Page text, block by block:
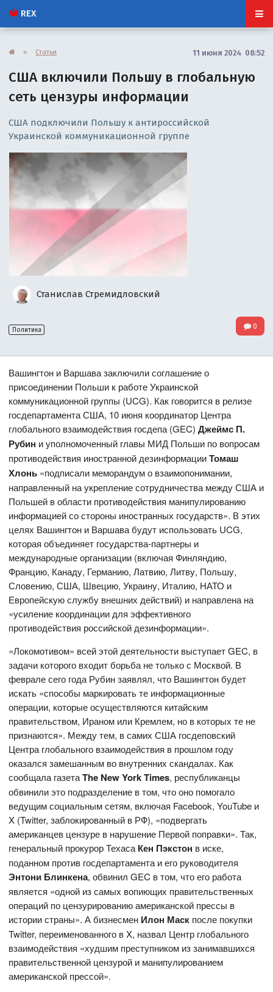
REX
» Статьи 11 июня 2024 08:52
США включили Польшу в глобальную
сеть цензуры информации
США подключили Польшу к антироссийской
Украинской коммуникационной группе
Станислав Стремидловский
Политика 0
Вашингтон и Варшава заключили соглашение о
присоединении Польши к работе Украинской
коммуникационной группы (UCG). Как говорится в релизе
госдепартамента США, 10 июня координатор Центра
глобального взаимодействия госдепа (GEC)Джеймс П.
Рубин и уполномоченный главы МИД Польши по вопросам
противодействия иностранной дезинформацииТомаш
Хлонь «подписали меморандум о взаимопонимании,
направленный на укрепление сотрудничества между США и
Польшей в области противодействия манипулированию
информацией со стороны иностранных государств». В этих
целях Вашингтон и Варшава будут использовать UCG,
которая объединяет государства-партнеры и
международные организации (включая Финляндию,
Францию, Канаду, Германию, Латвию, Литву, Польшу,
Словению, США, Швецию, Украину, Италию, НАТО и
Европейскую службу внешних действий) и направлена на
«усиление координации для эффективного
противодействия российской дезинформации».
«Локомотивом» всей этой деятельности выступает GEC, в
задачи которого входит борьба не только с Москвой. В
феврале сего года Рубин заявлял, что Вашингтон будет
искать «способы маркировать те информационные
операции, которые осуществляются китайским
правительством, Ираном или Кремлем, но в которых те не
признаются». Между тем, в самих США госдеповский
Центра глобального взаимодействия в прошлом году
оказался замешанным во внутренних скандалах. Как
сообщала газетаThe NewYorkTimes, республиканцы
обвинили это подразделение в том, что оно помогало
ведущим социальным сетям, включая Facebook, YouTube и
X (Twitter, заблокированный в РФ), «подвергать
американцев цензуре в нарушение Первой поправки». Так,
генеральный прокурор ТехасаКен Пэкстон в иске,
поданном против госдепартамента и его руководителя
Энтони Блинкена, обвинил GEC в том, что его работа
является «одной из самых вопиющих правительственных
операций по цензурированию американской прессы в
истории страны». А бизнесмен Илон Маск после покупки
Twitter, переименованного в X, назвал Центр глобального
взаимодействия «худшим преступником из занимавшихся
правительственной цензурой и манипулированием
американской прессой».